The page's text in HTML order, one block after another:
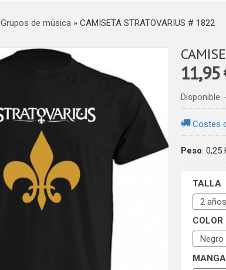
Grupos de música» CAMISETA STRATOVARIUS # 1822
11,95
Disponible -
Costes
Peso: 0,25
TALLA
COLOR
MANGA